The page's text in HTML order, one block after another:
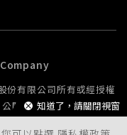
一發現顛覆了過往認
念，也意味著3、40
能比年輕貌美的競爭
出於對方的財富或育
以及看似「準備好」
知道了，請關閉視窗
份有限公司所有或經授權
開播送或公開傳輸。